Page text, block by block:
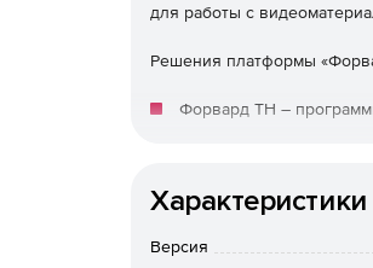
для работы с
Решения платформы
Форвард ТН –
использования
Характеристики
Версия